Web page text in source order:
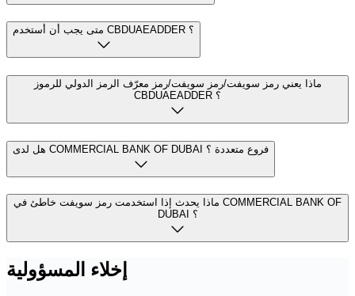
متى يجب أن أستخدم CBDUAEADDER ؟
ماذا يعني رمز سويفت/رمز سويفت/رمز معرّف الرمز الدولي للرموز
CBDUAEADDER ؟
هل لدى COMMERCIAL BANK OF DUBAI فروع متعددة ؟
ماذا يحدث إذا استخدمت رمز سويفت خاطئ في COMMERCIAL BANK OF
DUBAI ؟
إخلاء المسؤولية